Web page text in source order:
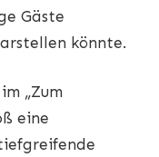
Gäste
könnte.
„Zum
eine